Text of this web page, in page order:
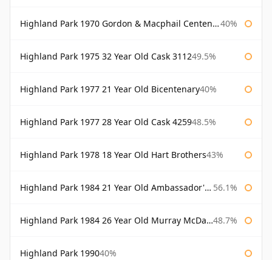
Highland Park 1970 Gordon & Macphail Centenary Reserve 40%
Highland Park 1975 32 Year Old Cask 311249.5%
Highland Park 1977 21 Year Old Bicentenary40%
Highland Park 1977 28 Year Old Cask 425948.5%
Highland Park 1978 18 Year Old Hart Brothers43%
Highland Park 1984 21 Year Old Ambassador's Cask 56.1%
Highland Park 1984 26 Year Old Murray McDavid 48.7%
Highland Park 199040%